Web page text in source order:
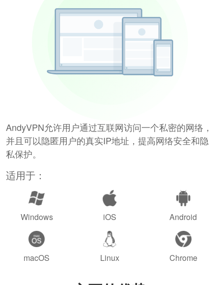
AndyVPN允许用户通过互联网访问一个私密的网络，
并且可以隐匿用户的真实IP地址，提高网络安全和隐
私保护。
适用于：
Windows iOS Android
macOS Linux Chrome